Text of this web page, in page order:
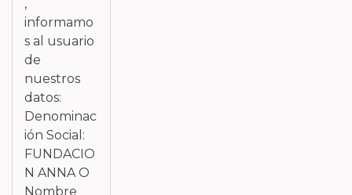
,
informamo
s al usuario
de
nuestros
datos:
Denominac
ión Social:
FUNDACIO
N ANNA O
Nombre